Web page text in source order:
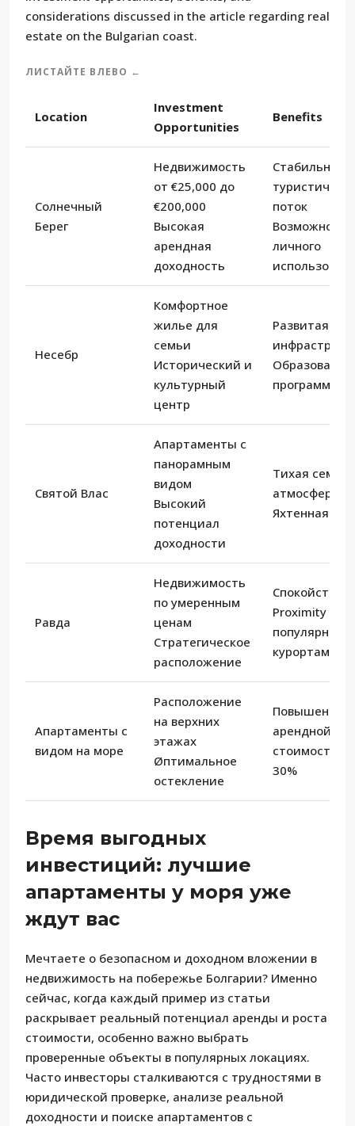
considerations discussed in the article regarding real
estate on the Bulgarian coast.
ЛИСТАЙТЕ ВЛЕВО ←
Location
Investment
Opportunities
Benefits
Солнечный
Берег
Недвижимость
от €25,000 до
€200,000
Высокая
арендная
доходность
Стабильный
поток
Возможность
личного
Несебр
Комфортное
жилье для
семьи
Исторический и
культурный
центр
Развитая
программы
Святой Влас
Апартаменты с
панорамным
видом
Высокий
потенциал
доходности
Тихая
атмосфера
Яхтенная
Равда
Недвижимость
по умеренным
ценам
Стратегическое
расположение
Спокойствие
Proximity к
популярным
курортам
Апартаменты с
видом на море
Расположение
на верхних
этажах
Øптимальное
остекление
Повышение
арендной
стоимости
30%
Время выгодных
инвестиций: лучшие
апартаменты у моря уже
ждут вас
Мечтаете о безопасном и доходном вложении в
недвижимость на побережье Болгарии? Именно
сейчас, когда каждый пример из статьи
раскрывает реальный потенциал аренды и роста
стоимости, особенно важно выбрать
проверенные объекты в популярных локациях.
Часто инвесторы сталкиваются с трудностями в
юридической проверке, анализе реальной
доходности и поиске апартаментов с